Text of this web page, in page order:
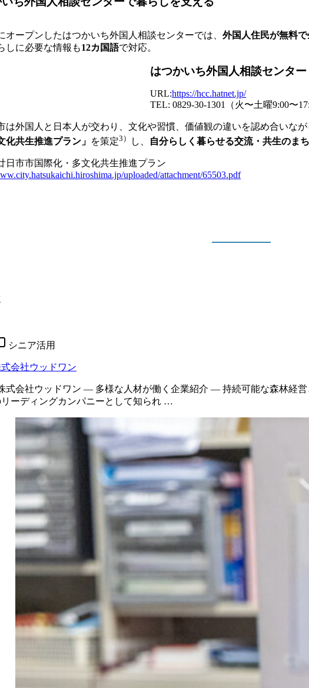
オープンしたはつかいち外国人相談センターでは、 外国人住民が無料
しに必要な情報も12カ国語で対応。
はつかいち外国人相談センター
URL:https://hcc.hatnet.jp/
TEL: 0829-30-1301（火〜土曜9:00〜
は外国人と日本人が交わり、文化や習慣、価値観の違いを認め合いな
化共生推進プラン」 を策定3） し、 自分らしく暮らせる交流・共生のま
日市市国際化・多文化共生推進プラン
uploaded/attachment/65503.pdf
シニア活用
会社ウッドワン
式会社ウッドワン ― 多様な人材が働く企業紹介 ― 持続可能な森林経
ーディングカンパニーとして知られ …